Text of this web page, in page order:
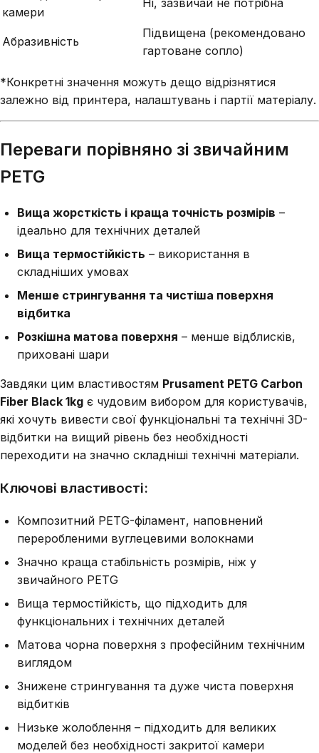
камери
Абразивність
Підвищена (рекомендовано
гартоване сопло)
*Конкретні значення можуть дещо відрізнятися
залежно від принтера, налаштувань і партії матеріалу.
Переваги порівняно зі звичайним
PETG
Вища жорсткість і краща точність розмірів –
ідеально для технічних деталей
Вища термостійкість – використання в
складніших умовах
Менше стрингування та чистіша поверхня
відбитка
Розкішна матова поверхня – менше відблисків,
приховані шари
Завдяки цим властивостям Prusament PETG Carbon
Fiber Black 1kg є чудовим вибором для користувачів,
які хочуть вивести свої функціональні та технічні 3D-
відбитки на вищий рівень без необхідності
переходити на значно складніші технічні матеріали.
Ключові властивості:
Композитний PETG-філамент, наповнений
переробленими вуглецевими волокнами
Значно краща стабільність розмірів, ніж у
звичайного PETG
Вища термостійкість, що підходить для
функціональних і технічних деталей
Матова чорна поверхня з професійним технічним
виглядом
Знижене стрингування та дуже чиста поверхня
відбитків
Низьке жолоблення – підходить для великих
моделей без необхідності закритої камери